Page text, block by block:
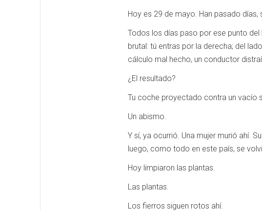
Hoy es 29 de mayo. Han pasado días,
Todos los días paso por ese punto
brutal: tú entras por la derecha; del
cálculo mal hecho, un conductor
¿El resultado?
Tu coche proyectado contra un vacío
Un abismo.
Y sí, ya ocurrió. Una mujer murió ahí.
luego, como todo en este país, se
Hoy limpiaron las plantas.
Las plantas.
Los fierros siguen rotos ahí.